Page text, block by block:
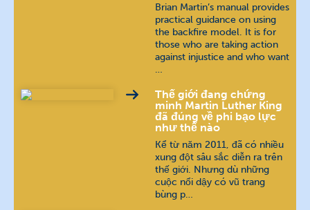
Brian Martin’s manual provides
practical guidance on using
the backfire model. It is for
those who are taking action
against injustice and who want
…
Thế giới đang chứng
minh Martin Luther King
đã đúng về phi bạo lực
như thế nào
Kể từ năm 2011, đã có nhiều
xung đột sâu sắc diễn ra trên
thế giới. Nhưng dù những
cuộc nổi dậy có vũ trang
bùng p…